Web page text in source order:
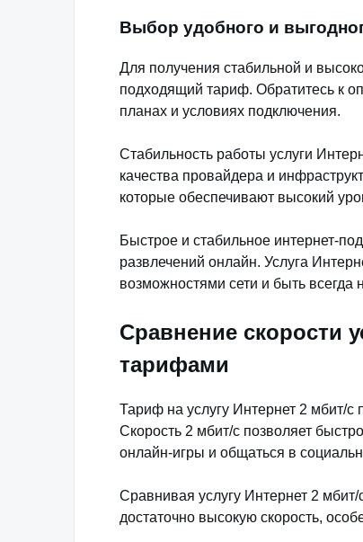
Выбор удобного и
Для получения стабильной и
подходящий тариф. Обратитесь к
планах и условиях подключения.
Стабильность работы услуги
качества провайдера и
которые обеспечивают высокий
Быстрое и стабильное интернет-
развлечений онлайн. Услуга
возможностями сети и быть всегда
Сравнение скорости
тарифами
Тариф на услугу Интернет 2 мбит/с
Скорость 2 мбит/с позволяет
онлайн-игры и общаться в
Сравнивая услугу Интернет 2
достаточно высокую скорость,